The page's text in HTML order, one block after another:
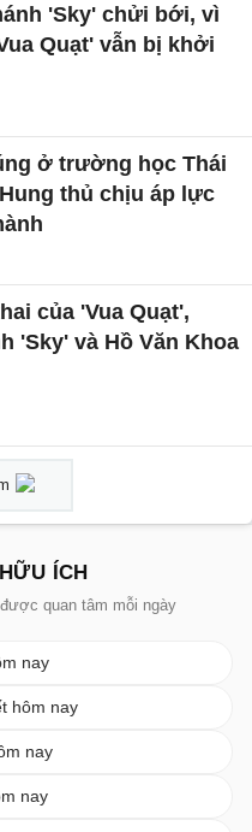
'Sky' chửi bới, vì
Quạt' vẫn bị khởi
ở trường học Thái
thủ chịu áp lực
của 'Vua Quạt',
'Sky' và Hồ Văn Khoa
ÍCH
quan tâm mỗi ngày
nay
hôm nay
nay
nay